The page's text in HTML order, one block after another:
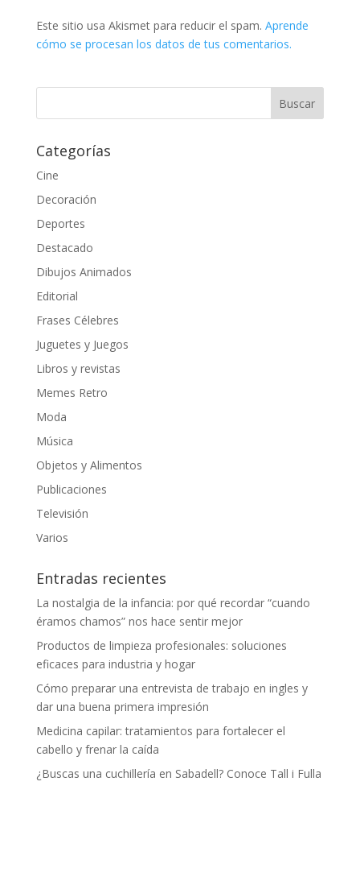
Este sitio usa Akismet para reducir el spam. Aprende
cómo se procesan los datos de tus comentarios.
Categorías
Cine
Decoración
Deportes
Destacado
Dibujos Animados
Editorial
Frases Célebres
Juguetes y Juegos
Libros y revistas
Memes Retro
Moda
Música
Objetos y Alimentos
Publicaciones
Televisión
Varios
Entradas recientes
La nostalgia de la infancia: por qué recordar “cuando
éramos chamos” nos hace sentir mejor
Productos de limpieza profesionales: soluciones
eficaces para industria y hogar
Cómo preparar una entrevista de trabajo en ingles y
dar una buena primera impresión
Medicina capilar: tratamientos para fortalecer el
cabello y frenar la caída
¿Buscas una cuchillería en Sabadell? Conoce Tall i Fulla